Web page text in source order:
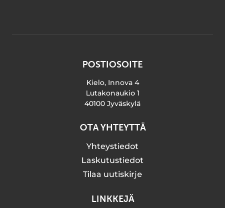
POSTIOSOITE
Kielo, Innova 4
Lutakonaukio 1
40100 Jyväskylä
OTA YHTEYTTÄ
Yhteystiedot
Laskutustiedot
Tilaa uutiskirje
LINKKEJÄ